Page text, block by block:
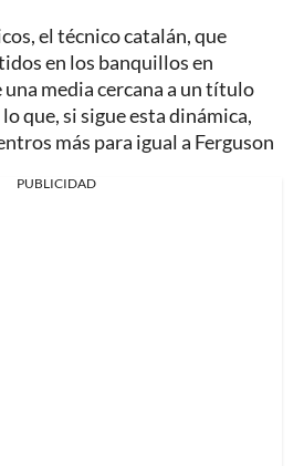
el técnico catalán, que
en los banquillos en
media cercana a un título
que, si sigue esta dinámica,
más para igual a Ferguson
PUBLICIDAD